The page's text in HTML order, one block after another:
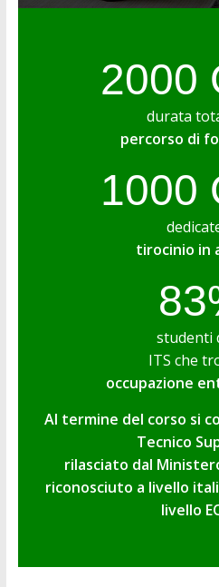
2000
durata
percorso di
1000
tirocinio in
studenti
ITS che
occupazione
Al termine del corso si
Tecnico
rilasciato dal
riconosciuto a livello
livello